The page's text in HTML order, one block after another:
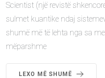
Scientist (një revistë
sulmet kuantike ndaj
shumë më të lehta nga sa
mëparshme
LEXO MË SHUMË